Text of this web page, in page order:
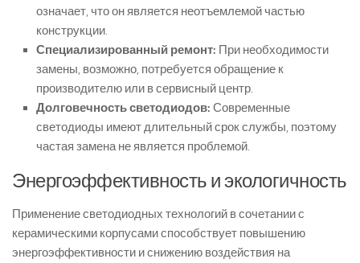
означает, что он является неотъемлемой частью
конструкции.
Специализированный ремонт: При необходимости
замены, возможно, потребуется обращение к
производителю или в сервисный центр.
Долговечность светодиодов: Современные
светодиоды имеют длительный срок службы, поэтому
частая замена не является проблемой.
Энергоэффективность и экологичность
Применение светодиодных технологий в сочетании с
керамическими корпусами способствует повышению
энергоэффективности и снижению воздействия на